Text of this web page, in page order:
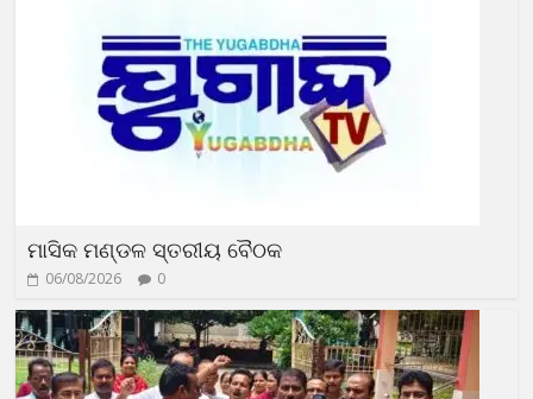
ମାସିକ ମଣ୍ଡଳ ସ୍ତରୀୟ ବୈଠକ
06/08/2026 0